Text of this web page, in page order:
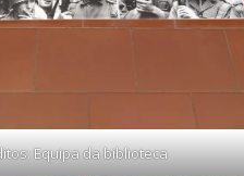
Equipa da biblioteca